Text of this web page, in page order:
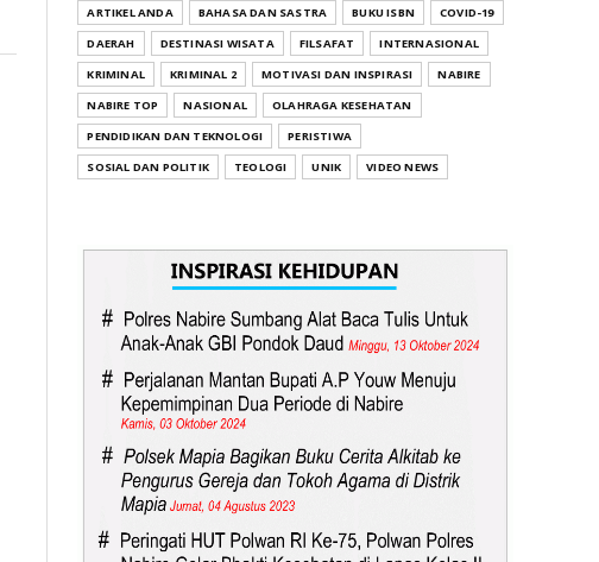
ARTIKEL ANDA BAHASA DAN SASTRA BUKU ISBN
COVID-19
DAERAH
DESTINASI WISATA FILSAFAT
INTERNASIONAL
KRIMINAL
KRIMINAL 2 MOTIVASI DAN INSPIRASI
NABIRE
NABIRE TOP
NASIONAL
OLAHRAGA KESEHATAN
PENDIDIKAN DAN TEKNOLOGI
PERISTIWA
SOSIAL DAN POLITIK
TEOLOGI UNIK VIDEO NEWS